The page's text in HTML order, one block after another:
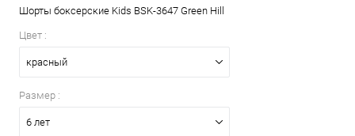
Шорты боксерские Kids BSK-3647 Green Hill
Цвет :
красный
Размер :
6 лет